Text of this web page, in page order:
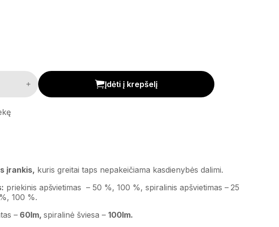
LED žibintas su mini trikoju kiekis
Įdėti į krepšelį
įrankis, kuris greitai taps nepakeičiama kasdienybės dalimi.
priekinis apšvietimas – 50 %, 100 %, spiralinis apšvietimas – 25
100 %.
–60lm, spiralinė šviesa –100lm.